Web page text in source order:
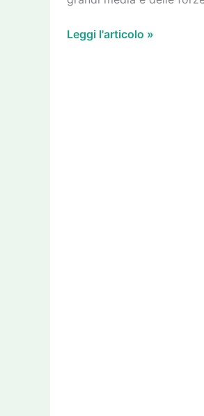
Leggi l'articolo »